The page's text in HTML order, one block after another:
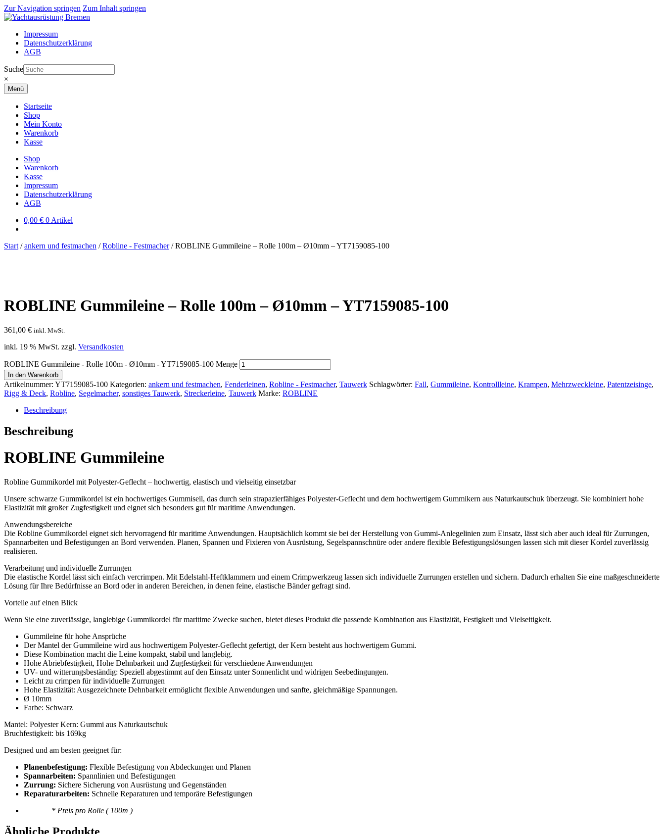
Zur Navigation springen Zum Inhalt springen
Impressum
Datenschutzerklärung
AGB
Suche
×
Menü
Startseite
Shop
Mein Konto
Warenkorb
Kasse
Shop
Warenkorb
Kasse
Impressum
Datenschutzerklärung
AGB
0,00 € 0 Artikel
Start /ankern und festmachen /Robline - Festmacher/ROBLINE Gummileine – Rolle 100m – Ø10mm – YT7159085-100
ROBLINE Gummileine – Rolle 100m – Ø10mm – YT7159085-100
361,00 € inkl. MwSt.
inkl. 19 % MwSt. zzgl. Versandkosten
ROBLINE Gummileine - Rolle 100m - Ø10mm - YT7159085-100 Menge
In den Warenkorb
Artikelnummer: YT7159085-100 Kategorien: ankern und festmachen, Fenderleinen, Robline - Festmacher, Tauwerk Schlagwörter: Fall, Gummileine, Kontrollleine, Krampen, Mehrzweckleine, Patentzeisinge,
Rigg & Deck, Robline, Segelmacher, sonstiges Tauwerk, Streckerleine, Tauwerk Marke: ROBLINE
Beschreibung
Beschreibung
ROBLINE Gummileine
Robline Gummikordel mit Polyester-Geflecht – hochwertig, elastisch und vielseitig einsetzbar
Unsere schwarze Gummikordel ist ein hochwertiges Gummiseil, das durch sein strapazierfähiges Polyester-Geflecht und dem hochwertigem Gummikern aus Naturkautschuk überzeugt. Sie kombiniert hohe
Elastizität mit großer Zugfestigkeit und eignet sich besonders gut für maritime Anwendungen.
Anwendungsbereiche
Die Robline Gummikordel eignet sich hervorragend für maritime Anwendungen. Hauptsächlich kommt sie bei der Herstellung von Gummi-Anlegelinien zum Einsatz, lässt sich aber auch ideal für Zurrungen,
Spannarbeiten und Befestigungen an Bord verwenden. Planen, Spannen und Fixieren von Ausrüstung, Segelspannschnüre oder andere flexible Befestigungslösungen lassen sich mit dieser Kordel zuverlässig
realisieren.
Verarbeitung und individuelle Zurrungen
Die elastische Kordel lässt sich einfach vercrimpen. Mit Edelstahl-Heftklammern und einem Crimpwerkzeug lassen sich individuelle Zurrungen erstellen und sichern. Dadurch erhalten Sie eine maßgeschneiderte
Lösung für Ihre Bedürfnisse an Bord oder in anderen Bereichen, in denen feine, elastische Bänder gefragt sind.
Vorteile auf einen Blick
Wenn Sie eine zuverlässige, langlebige Gummikordel für maritime Zwecke suchen, bietet dieses Produkt die passende Kombination aus Elastizität, Festigkeit und Vielseitigkeit.
Gummileine für hohe Ansprüche
Der Mantel der Gummileine wird aus hochwertigem Polyester-Geflecht gefertigt, der Kern besteht aus hochwertigem Gummi.
Diese Kombination macht die Leine kompakt, stabil und langlebig.
Hohe Abriebfestigkeit, Hohe Dehnbarkeit und Zugfestigkeit für verschiedene Anwendungen
UV- und witterungsbeständig: Speziell abgestimmt auf den Einsatz unter Sonnenlicht und widrigen Seebedingungen.
Leicht zu crimpen für individuelle Zurrungen
Hohe Elastizität: Ausgezeichnete Dehnbarkeit ermöglicht flexible Anwendungen und sanfte, gleichmäßige Spannungen.
Ø 10mm
Farbe: Schwarz
Mantel: Polyester Kern: Gummi aus Naturkautschuk
Bruchfestigkeit: bis 169kg
Designed und am besten geeignet für:
Planenbefestigung: Flexible Befestigung von Abdeckungen und Planen
Spannarbeiten: Spannlinien und Befestigungen
Zurrung: Sichere Sicherung von Ausrüstung und Gegenständen
Reparaturarbeiten: Schnelle Reparaturen und temporäre Befestigungen
* Preis pro Rolle ( 100m )
Ähnliche Produkte